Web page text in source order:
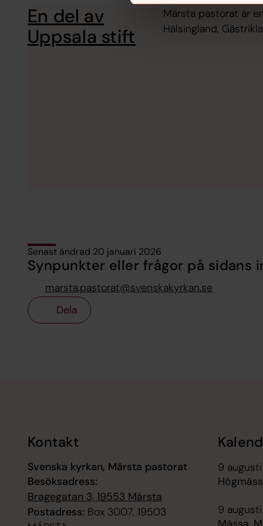
En del av
Uppsala stift
Märsta pastorat är
Hälsingland,
Senast ändrad 20 januari 2026
Synpunkter eller frågor på sidans
marsta.pastorat@svenskakyrkan.se
Dela
Kontakt
Svenska kyrkan, Märsta pastorat
Besöksadress:
Bragegatan 3, 19553 Märsta
Postadress: Box 3007, 19503
9 augusti
9 augusti